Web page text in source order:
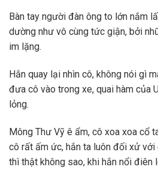
Bàn tay người đàn ông to lớn nắm
dường như vô cùng tức giận, bởi
im lặng.
Hắn quay lại nhìn cô, không nói gì
đưa cô vào trong xe, quai hàm của
lỏng.
Mông Thư Vỹ ê ẩm, cô xoa xoa cổ
cô rất ấm ức, hắn ta luôn đối xử với
thì thật không sao, khi hắn nổi điên